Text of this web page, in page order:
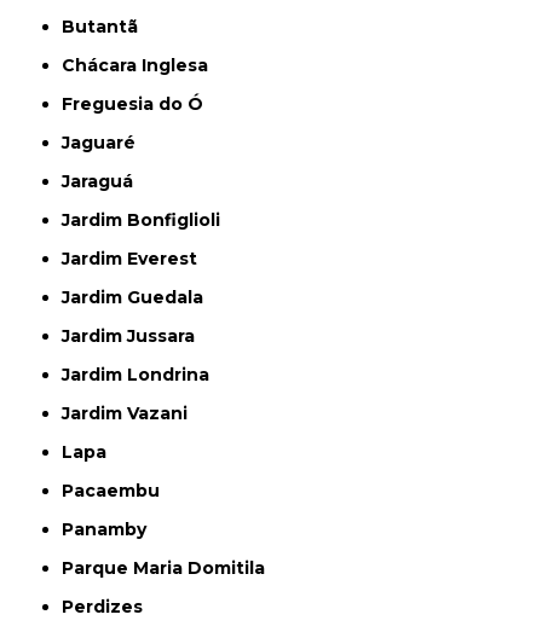
Butantã
Chácara Inglesa
Freguesia do Ó
Jaguaré
Jaraguá
Jardim Bonfiglioli
Jardim Everest
Jardim Guedala
Jardim Jussara
Jardim Londrina
Jardim Vazani
Lapa
Pacaembu
Panamby
Parque Maria Domitila
Perdizes